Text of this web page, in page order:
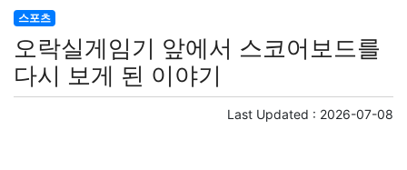
배구
스포츠
오락실게임기 앞에서 스코어보드를
다시 보게 된 이야기
Last Updated : 2026-07-08